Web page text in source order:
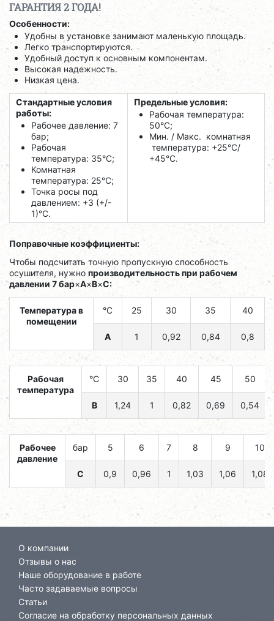
ГАРАНТИЯ 2 ГОДА!
Особенности:
Удобны в установке занимают маленькую площадь.
Легко транспортируются.
Удобный доступ к основным компонентам.
Высокая надежность.
Низкая цена.
Стандартные условия
работы:
Рабочее давление: 7
бар;
Рабочая
температура: 35°C;
Комнатная
температура: 25°C;
Точка росы под
давлением: +3 (+/-
1)°C.
Предельные условия:
Рабочая температура:
50°C;
Мин. / Макс. комнатная
температура: +25°C/
+45°C.
Поправочные коэффициенты:
Чтобы подсчитать точную пропускную способность
осушителя, нужно производительность при рабочем
давлении 7 бар×A×B×C:
Температура в
помещении
°C 25 30 35 40
A 1 0,92 0,84 0,8
Рабочая
температура
°C 30 35 40 45 50
B 1,24 1 0,82 0,69 0,54
Рабочее
давление
бар 5 6 7 8 9 10
C 0,9 0,96 1 1,03 1,06 1,08
О компании
Отзывы о нас
Наше оборудование в работе
Часто задаваемые вопросы
Статьи
Согласие на обработку персональных данных